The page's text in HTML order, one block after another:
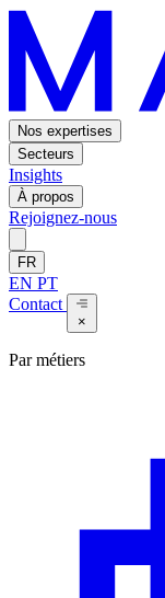
Nos expertises
Secteurs
Insights
À propos
Rejoignez-nous
FR
EN PT
Contact
×
Par métiers